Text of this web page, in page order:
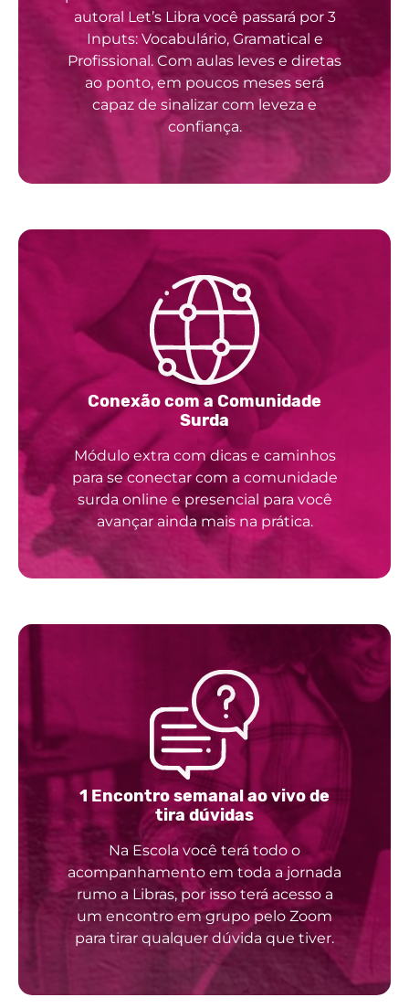
autoral Let’s Libra você passará por 3
Inputs: Vocabulário, Gramatical e
Profissional. Com aulas leves e diretas
ao ponto, em poucos meses será
capaz de sinalizar com leveza e
confiança.
Conexão com a Comunidade
Surda
Módulo extra com dicas e caminhos
para se conectar com a comunidade
surda online e presencial para você
avançar ainda mais na prática.
1 Encontro semanal ao vivo de
tira dúvidas
Na Escola você terá todo o
acompanhamento em toda a jornada
rumo a Libras, por isso terá acesso a
um encontro em grupo pelo Zoom
para tirar qualquer dúvida que tiver.